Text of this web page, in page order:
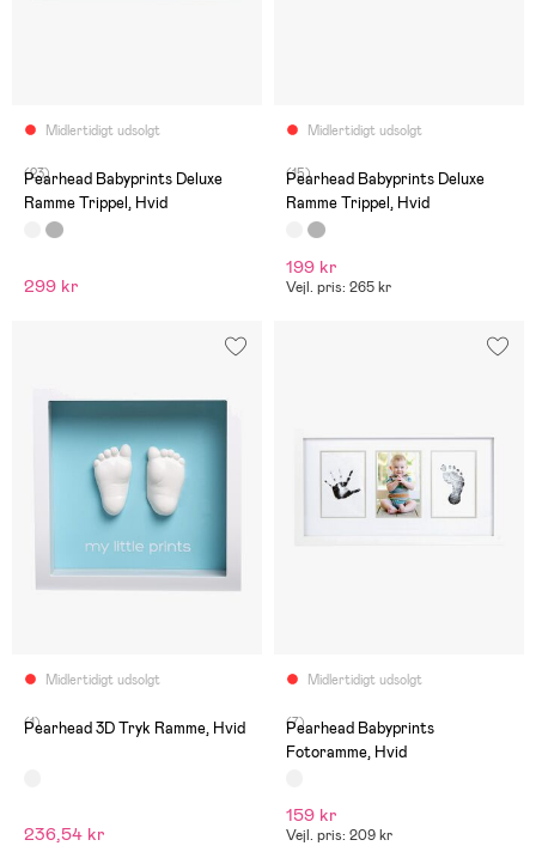
Midlertidigt udsolgt
(23)
Pearhead Babyprints Deluxe
Ramme Trippel, Hvid
299 kr
Midlertidigt udsolgt
(15)
Pearhead Babyprints Deluxe
Ramme Trippel, Hvid
199 kr
Vejl. pris: 265 kr
Midlertidigt udsolgt
(1)
Pearhead 3D Tryk Ramme, Hvid
236,54 kr
Midlertidigt udsolgt
(7)
Pearhead Babyprints
Fotoramme, Hvid
159 kr
Vejl. pris: 209 kr